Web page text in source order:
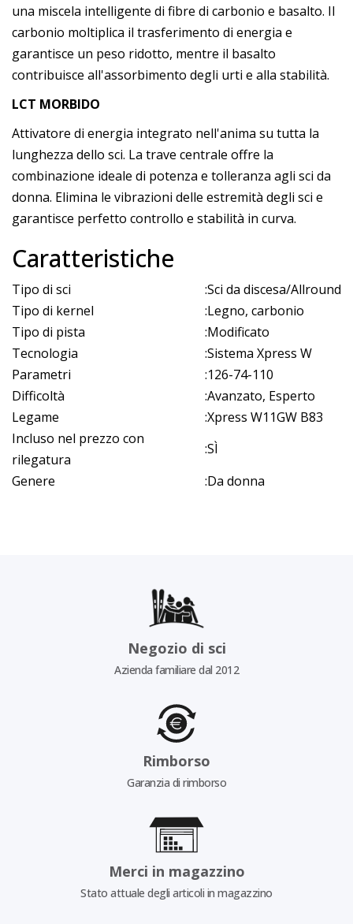
una miscela intelligente di fibre di carbonio e basalto. Il
carbonio moltiplica il trasferimento di energia e
garantisce un peso ridotto, mentre il basalto
contribuisce all'assorbimento degli urti e alla stabilità.
LCT MORBIDO
Attivatore di energia integrato nell'anima su tutta la
lunghezza dello sci. La trave centrale offre la
combinazione ideale di potenza e tolleranza agli sci da
donna. Elimina le vibrazioni delle estremità degli sci e
garantisce perfetto controllo e stabilità in curva.
Caratteristiche
Tipo di sci :Sci da discesa/Allround
Tipo di kernel
:Legno, carbonio
Tipo di pista
:Modificato
Tecnologia
:Sistema Xpress W
Parametri
:126-74-110
Difficoltà
:Avanzato, Esperto
Legame
:Xpress W11GW B83
Incluso nel prezzo con
rilegatura
:SÌ
Genere
:Da donna
Negozio di sci
Azienda familiare dal 2012
Rimborso
Garanzia di rimborso
Merci in magazzino
Stato attuale degli articoli in magazzino